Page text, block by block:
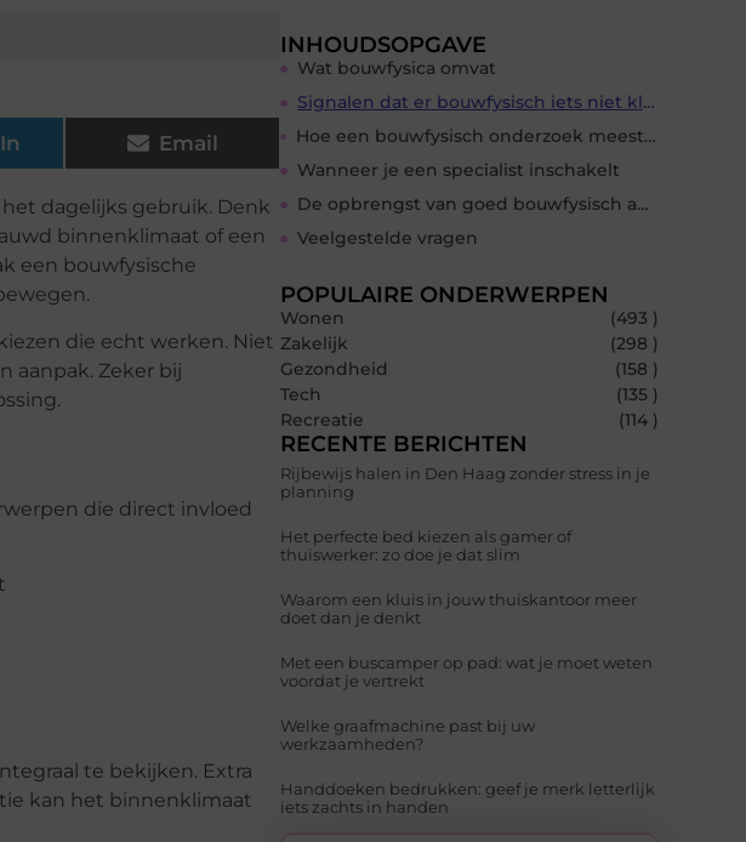
Email
dagelijks gebruik. Denk
binnenklimaat of een
een bouwfysische
die echt werken. Niet
aanpak. Zeker bij
die direct invloed
te bekijken. Extra
kan het binnenklimaat
INHOUDSOPGAVE
Wat bouwfysica omvat
Signalen dat er bouwfysisch iets niet klopt
Hoe een bouwfysisch onderzoek meestal verloopt
Wanneer je een specialist inschakelt
De opbrengst van goed bouwfysisch advies
Veelgestelde vragen
POPULAIRE ONDERWERPEN
Wonen
(493 )
Zakelijk
(298 )
Gezondheid
(158 )
Tech
(135 )
Recreatie
(114 )
RECENTE BERICHTEN
Rijbewijs halen in Den Haag zonder stress in je
planning
Het perfecte bed kiezen als gamer of
thuiswerker: zo doe je dat slim
Waarom een kluis in jouw thuiskantoor meer
doet dan je denkt
Met een buscamper op pad: wat je moet weten
voordat je vertrekt
Welke graafmachine past bij uw
werkzaamheden?
Handdoeken bedrukken: geef je merk letterlijk
iets zachts in handen